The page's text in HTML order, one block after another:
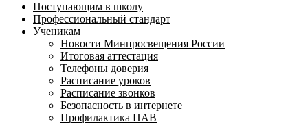
Поступающим в школу
Профессиональный стандарт
Ученикам
Новости Минпросвещения России
Итоговая аттестация
Телефоны доверия
Расписание уроков
Расписание звонков
Безопасность в интернете
Профилактика ПАВ